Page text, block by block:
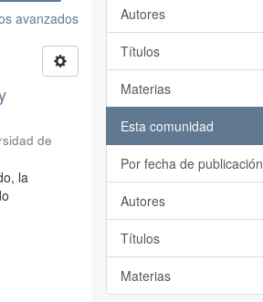
avanzados
de
la
Autores
Títulos
Materias
Esta comunidad
Por fecha de publicación
Autores
Títulos
Materias